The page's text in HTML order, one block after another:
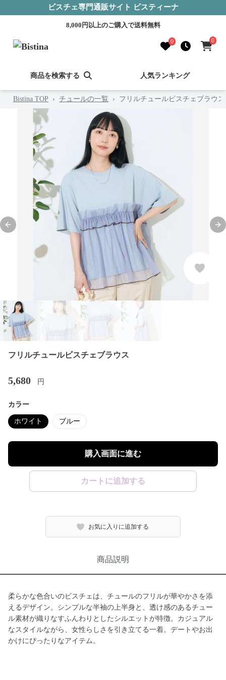
ビスチェ専門通販サイト ビスティーナ
8,000円以上のご購入で送料無料
0 0
商品を検索する 人気ランキング
Bistina TOP › チュールの一覧 › フリルチュールビスチェブラウス
Previous slide
フリルチュールビスチェブラウス
5,680 円
カラー
ホワイト ブルー
購入画面に進む
カートに追加する
お気に入りに追加する
商品説明
柔らかな色合いのビスチェは、チュールのフリルが華やかさを添
えるデザイン。シンプルな半袖の上半身と、透け感のあるチュー
ル素材が織りなすふんわりとしたシルエットが特徴。カジュアル
なスタイルながら、女性らしさを引き立てる一着。デートやお出
かけにぴったりなアイテム。